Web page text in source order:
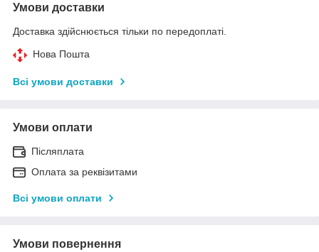
Умови доставки
Доставка здійснюється тільки по передоплаті.
Нова Пошта
Всі умови доставки
Умови оплати
Післяплата
Оплата за реквізитами
Всі умови оплати
Умови повернення